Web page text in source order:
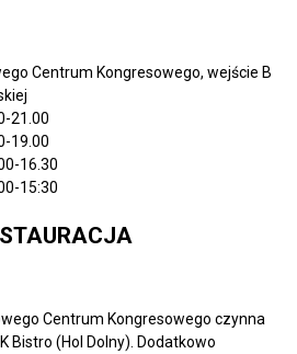
Centrum Kongresowego, wejście B
21.00
19.00
16.30
15:30
Centrum Kongresowego czynna
Bistro (Hol Dolny). Dodatkowo